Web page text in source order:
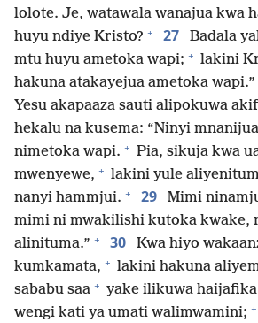
lolote. Je, watawala wanajua kwa
huyu ndiye Kristo? + 27
Badala
mtu huyu ametoka wapi; + lakini
hakuna atakayejua ametoka wapi.”
Yesu akapaaza sauti alipokuwa
hekalu na kusema: “Ninyi
nimetoka wapi. + Pia, sikuja kwa
mwenyewe, + lakini yule
nanyi hammjui. + 29 Mimi
mimi ni mwakilishi kutoka kwake,
alinituma.” + 30
Kwa hiyo
kumkamata, + lakini hakuna
sababu saa + yake ilikuwa
wengi kati ya umati walimwamini; +